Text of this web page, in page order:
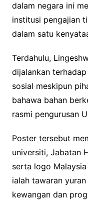
dalam negara ini
institusi pengajian
dalam satu
Terdahulu,
dijalankan
sosial meskipun
bahawa bahan
rasmi pengurusan
Poster tersebut
universiti, Jabatan
serta logo
ialah tawaran
kewangan dan